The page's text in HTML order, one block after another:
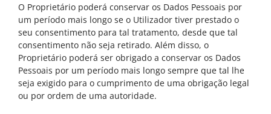
O Proprietário poderá conservar os Dados Pessoais por
um período mais longo se o Utilizador tiver prestado o
seu consentimento para tal tratamento, desde que tal
consentimento não seja retirado. Além disso, o
Proprietário poderá ser obrigado a conservar os Dados
Pessoais por um período mais longo sempre que tal lhe
seja exigido para o cumprimento de uma obrigação legal
ou por ordem de uma autoridade.